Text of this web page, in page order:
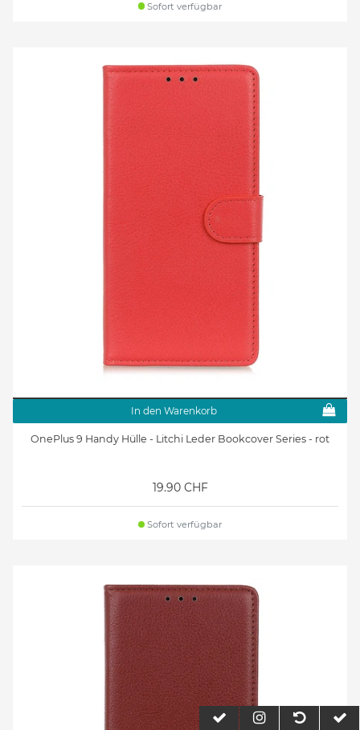
Sofort verfügbar
In den Warenkorb
OnePlus 9 Handy Hülle - Litchi Leder Bookcover Series - rot
19.90 CHF
Sofort verfügbar